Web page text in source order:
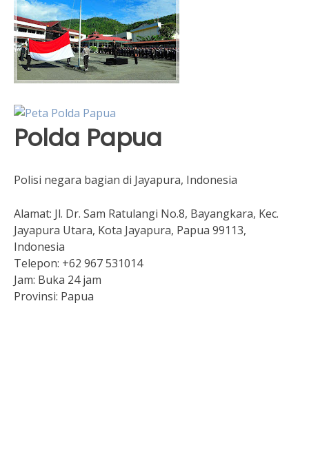
Polda Papua
Polisi negara bagian di Jayapura, Indonesia
Alamat: Jl. Dr. Sam Ratulangi No.8, Bayangkara, Kec.
Jayapura Utara, Kota Jayapura, Papua 99113,
Indonesia
Telepon: +62 967 531014
Jam: Buka 24 jam
Provinsi: Papua